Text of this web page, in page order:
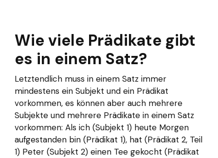
Wie viele Prädikate gibt
es in einem Satz?
Letztendlich muss in einem Satz immer
mindestens ein Subjekt und ein Prädikat
vorkommen, es können aber auch mehrere
Subjekte und mehrere Prädikate in einem Satz
vorkommen: Als ich (Subjekt 1) heute Morgen
aufgestanden bin (Prädikat 1), hat (Prädikat 2, Teil
1) Peter (Subjekt 2) einen Tee gekocht (Prädikat